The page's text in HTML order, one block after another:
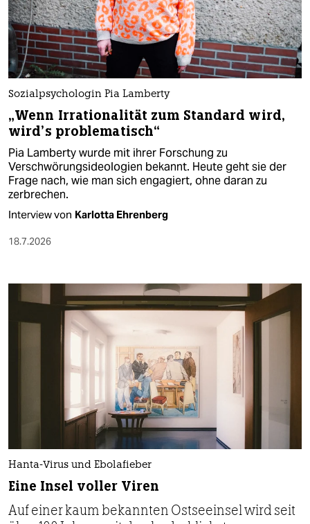
Sozialpsychologin Pia Lamberty
„Wenn Irrationalität zum Standard wird,
wird’s problematisch“
Pia Lamberty wurde mit ihrer Forschung zu
Verschwörungsideologien bekannt. Heute geht sie der
Frage nach, wie man sich engagiert, ohne daran zu
zerbrechen.
Interview von Karlotta Ehrenberg
18.7.2026
Hanta-Virus und Ebolafieber
Eine Insel voller Viren
Auf einer kaum bekannten Ostseeinsel wird seit